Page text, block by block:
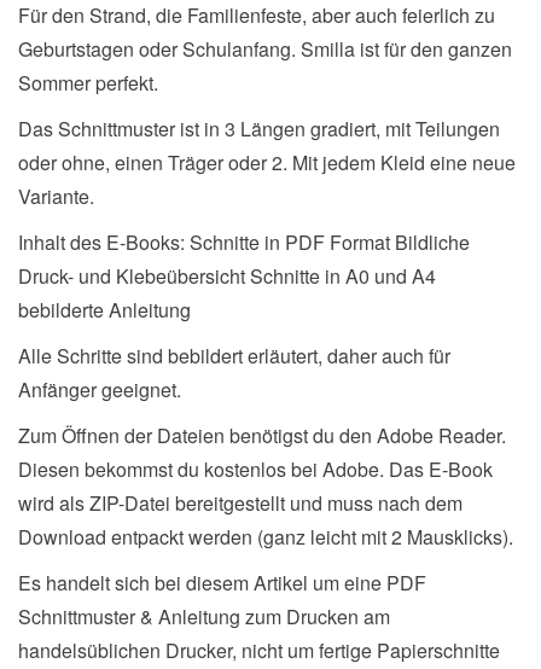
Für den Strand, die Familienfeste, aber auch feierlich zu
Geburtstagen oder Schulanfang. Smilla ist für den ganzen
Sommer perfekt.
Das Schnittmuster ist in 3 Längen gradiert, mit Teilungen
oder ohne, einen Träger oder 2. Mit jedem Kleid eine neue
Variante.
Inhalt des E-Books: Schnitte in PDF Format Bildliche
Druck- und Klebeübersicht Schnitte in A0 und A4
bebilderte Anleitung
Alle Schritte sind bebildert erläutert, daher auch für
Anfänger geeignet.
Zum Öffnen der Dateien benötigst du den Adobe Reader.
Diesen bekommst du kostenlos bei Adobe. Das E-Book
wird als ZIP-Datei bereitgestellt und muss nach dem
Download entpackt werden (ganz leicht mit 2 Mausklicks).
Es handelt sich bei diesem Artikel um eine PDF
Schnittmuster & Anleitung zum Drucken am
handelsüblichen Drucker, nicht um fertige Papierschnitte